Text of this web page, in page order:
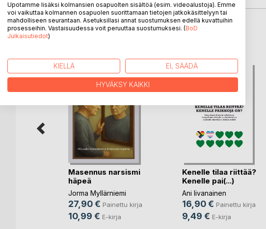
LISÄÄ KIRJOJA B
Masennus narsismi
häpeä
Jorma Myllärniemi
27,90 € Painettu kirja
10,99 € E-kirja
Kenelle tilaa riittää?
Kenelle pai(...)
Ani Iivanainen
16,90 € Painettu kirja
9,49 € E-kirja
Upotamme lisäksi kolmansien osapuolten sisältöä (esim. videoalustoja). Emme
voi vaikuttaa kolmannen osapuolen suorittamaan tietojen jatkokäsittelyyn tai
mahdolliseen seurantaan. Asetuksillasi annat suostumuksen edellä kuvattuihin
prosesseihin. Vastaisuudessa voit peruuttaa suostumuksesi. (BoD
Julkaisutiedot)
KIELLÄ EI, SÄÄDÄ
HYVÄKSY KAIKKI